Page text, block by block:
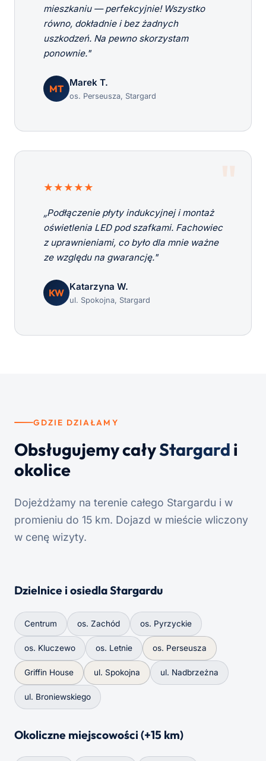
mieszkaniu — perfekcyjnie! Wszystko
równo, dokładnie i bez żadnych
uszkodzeń. Na pewno skorzystam
ponownie."
MT Marek T.
os. Perseusza, Stargard
★★★★★
„Podłączenie płyty indukcyjnej i montaż
oświetlenia LED pod szafkami. Fachowiec
z uprawnieniami, co było dla mnie ważne
ze względu na gwarancję."
KW Katarzyna W.
ul. Spokojna, Stargard
GDZIE DZIAŁAMY
Obsługujemy całyStargardi
okolice
Dojeżdżamy na terenie całego Stargardu i w
promieniu do 15 km. Dojazd w mieście wliczony
w cenę wizyty.
Dzielnice i osiedla Stargardu
Centrum os. Zachód os. Pyrzyckie
os. Kluczewo os. Letnie os. Perseusza
Griffin House ul. Spokojna ul. Nadbrzeżna
ul. Broniewskiego
Okoliczne miejscowości (+15 km)